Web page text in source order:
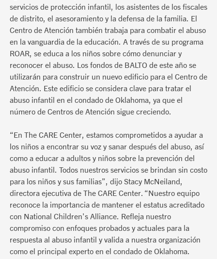
servicios de protección infantil, los asistentes de los fiscales
de distrito, el asesoramiento y la defensa de la familia. El
Centro de Atención también trabaja para combatir el abuso
en la vanguardia de la educación. A través de su programa
ROAR, se educa a los niños sobre cómo denunciar y
reconocer el abuso. Los fondos de BALTO de este año se
utilizarán para construir un nuevo edificio para el Centro de
Atención. Este edificio se considera clave para tratar el
abuso infantil en el condado de Oklahoma, ya que el
número de Centros de Atención sigue creciendo.
“En The CARE Center, estamos comprometidos a ayudar a
los niños a encontrar su voz y sanar después del abuso, así
como a educar a adultos y niños sobre la prevención del
abuso infantil. Todos nuestros servicios se brindan sin costo
para los niños y sus familias”, dijo Stacy McNeiland,
directora ejecutiva de The CARE Center. “Nuestro equipo
reconoce la importancia de mantener el estatus acreditado
con National Children's Alliance. Refleja nuestro
compromiso con enfoques probados y actuales para la
respuesta al abuso infantil y valida a nuestra organización
como el principal experto en el condado de Oklahoma.